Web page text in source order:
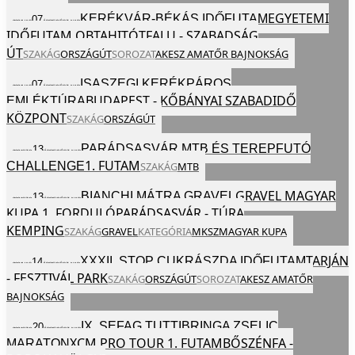
2024VAS07ÁPREGÉSZ NAPKERÉKVÁR-BÉKÁS IDŐFUTAMEGYETEMI
IDŐFUTAM OBTAHITÓTFALU - SZABADSÁG
ÚTSZAKÁGORSZÁGÚTSOROZATAKESZ AMATŐR BAJNOKSÁG
2024VAS07ÁPREGÉSZ NAPISASZEGI KERÉKPÁROS
EMLÉKTÚRABUDAPEST - KŐBÁNYAI SZABADIDŐ
KÖZPONTSZAKÁGORSZÁGÚT
2024SZO 13ÁPREGÉSZ NAPPARÁDSASVÁR MTB ÉS TEREPFUTÓ
CHALLENGE1. FUTAMSZAKÁGMTB
2024SZO 13ÁPREGÉSZ NAPBIANCHI MÁTRA GRAVEL GRAVEL MAGYAR
KUPA 1. FORDULÓPARÁDSASVÁR - TÚRA
KEMPINGSZAKÁGGRAVELKATEGÓRIAMKSZMAGYAR KUPA
2024VAS14 ÁPREGÉSZ NAPXXXII. STOP CUKRÁSZDA IDŐFUTAMTARJÁN
- FESZTIVÁL PARKSZAKÁGORSZÁGÚTSOROZATAKESZ AMATŐR
BAJNOKSÁG
2024SZO 20ÁPREGÉSZ NAPIX. SEFAG TUTTIBRINGA ZSELIC
MARATONXCM PRO TOUR 1. FUTAMBŐSZÉNFA -